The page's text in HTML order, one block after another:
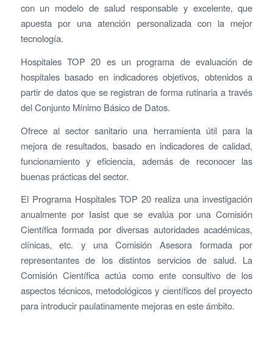
con un modelo de salud responsable y excelente, que
apuesta por una atención personalizada con la mejor
tecnología.
Hospitales TOP 20 es un programa de evaluación de
hospitales basado en indicadores objetivos, obtenidos a
partir de datos que se registran de forma rutinaria a través
del Conjunto Mínimo Básico de Datos.
Ofrece al sector sanitario una herramienta útil para la
mejora de resultados, basado en indicadores de calidad,
funcionamiento y eficiencia, además de reconocer las
buenas prácticas del sector.
El Programa Hospitales TOP 20 realiza una investigación
anualmente por Iasist que se evalúa por una Comisión
Científica formada por diversas autoridades académicas,
clínicas, etc. y una Comisión Asesora formada por
representantes de los distintos servicios de salud. La
Comisión Científica actúa como ente consultivo de los
aspectos técnicos, metodológicos y científicos del proyecto
para introducir paulatinamente mejoras en este ámbito.